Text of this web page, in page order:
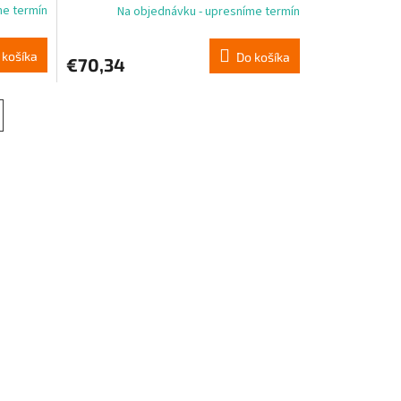
termín
košíka
Na objednávku - upresníme termín
€70,34 Do košíka